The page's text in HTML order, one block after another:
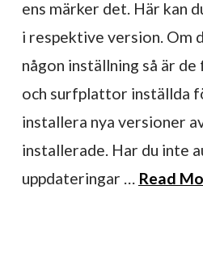
ens märker det. Här kan
i respektive version. Om
någon inställning så är
och surfplattor inställda
installera nya versioner
installerade. Har du inte
uppdateringar … Read